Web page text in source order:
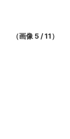
（画像 5 / 11）